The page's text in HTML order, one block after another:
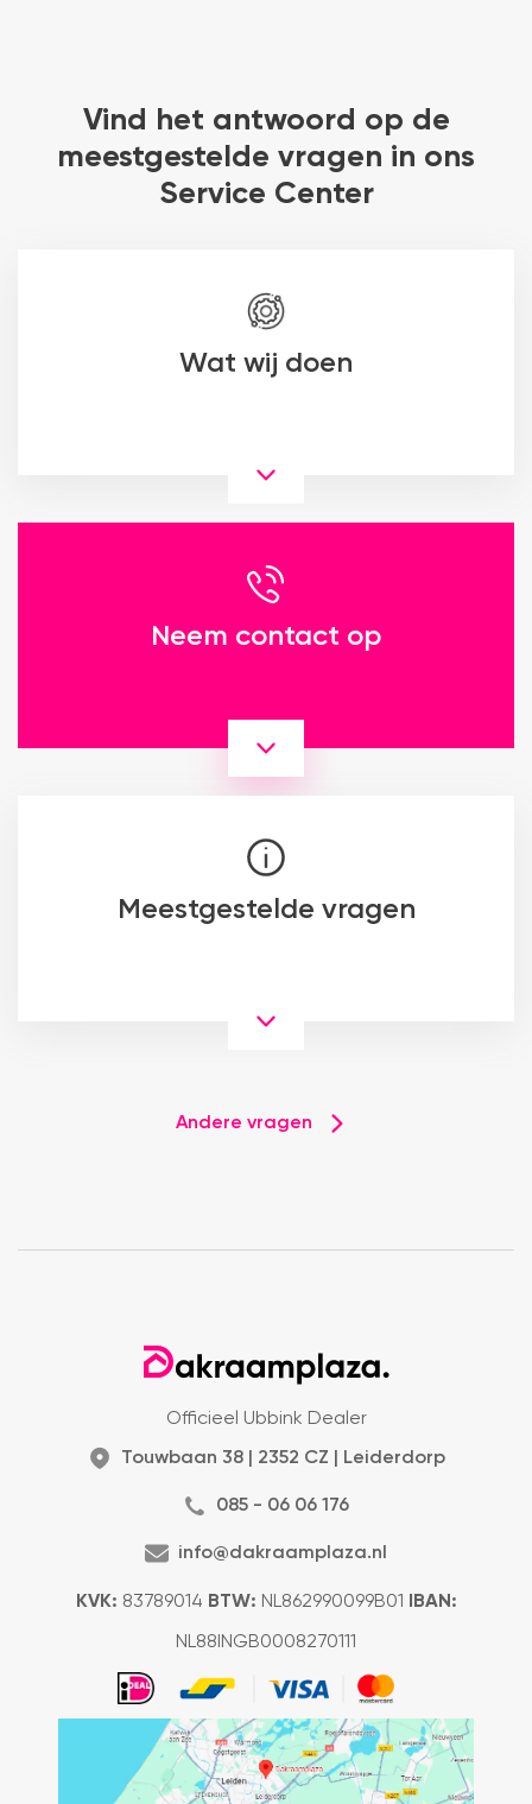
Vind het antwoord op de
meestgestelde vragen in ons
Service Center
Wat wij doen
Neem contact op
Meestgestelde vragen
Andere vragen
Officieel Ubbink Dealer
Touwbaan 38 | 2352 CZ | Leiderdorp
085 - 06 06 176
info@dakraamplaza.nl
KVK: 83789014 BTW: NL862990099B01 IBAN:
NL88INGB0008270111